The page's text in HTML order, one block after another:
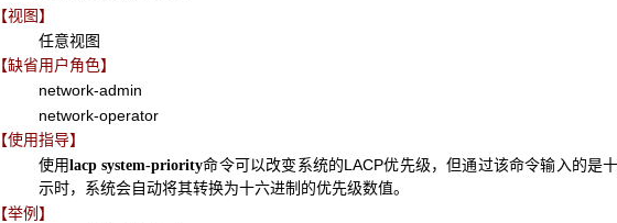
【视图】
任意视图
【缺省用户角色】
network-admin
network-operator
【使用指导】
使用lacp system-priority命令可以改变系统的LACP优先级，但通过该命令输入的是
示时，系统会自动将其转换为十六进制的优先级数值。
【举例】